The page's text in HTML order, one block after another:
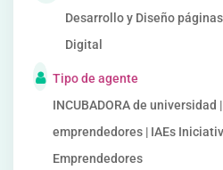
Desarrollo y Diseño
Digital
Tipo de agente
INCUBADORA de universidad
emprendedores | IAEs
Emprendedores